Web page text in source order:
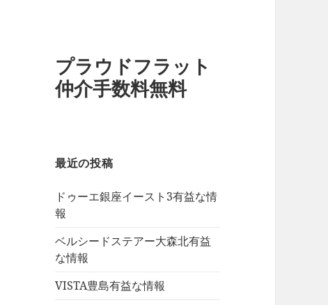
プラウドフラット
仲介手数料無料
最近の投稿
ドゥーエ銀座イースト3有益な情
報
ベルシードステアー大森北有益
な情報
VISTA豊島有益な情報